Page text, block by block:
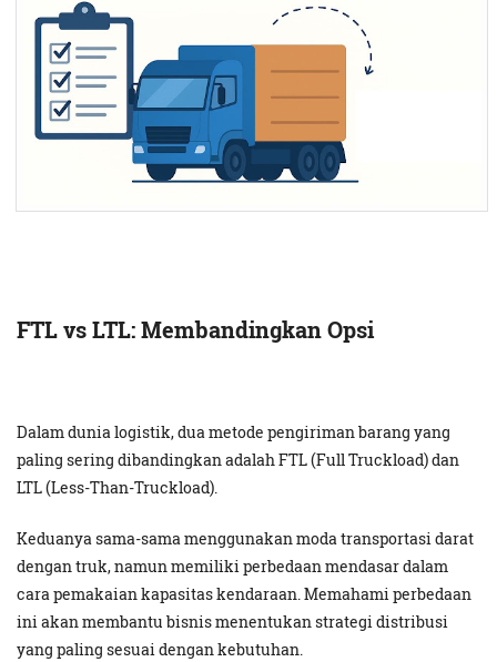
FTL vs LTL: Membandingkan Opsi
Dalam dunia logistik, dua metode pengiriman barang yang
paling sering dibandingkan adalah FTL (Full Truckload) dan
LTL (Less-Than-Truckload).
Keduanya sama-sama menggunakan moda transportasi darat
dengan truk, namun memiliki perbedaan mendasar dalam
cara pemakaian kapasitas kendaraan. Memahami perbedaan
ini akan membantu bisnis menentukan strategi distribusi
yang paling sesuai dengan kebutuhan.